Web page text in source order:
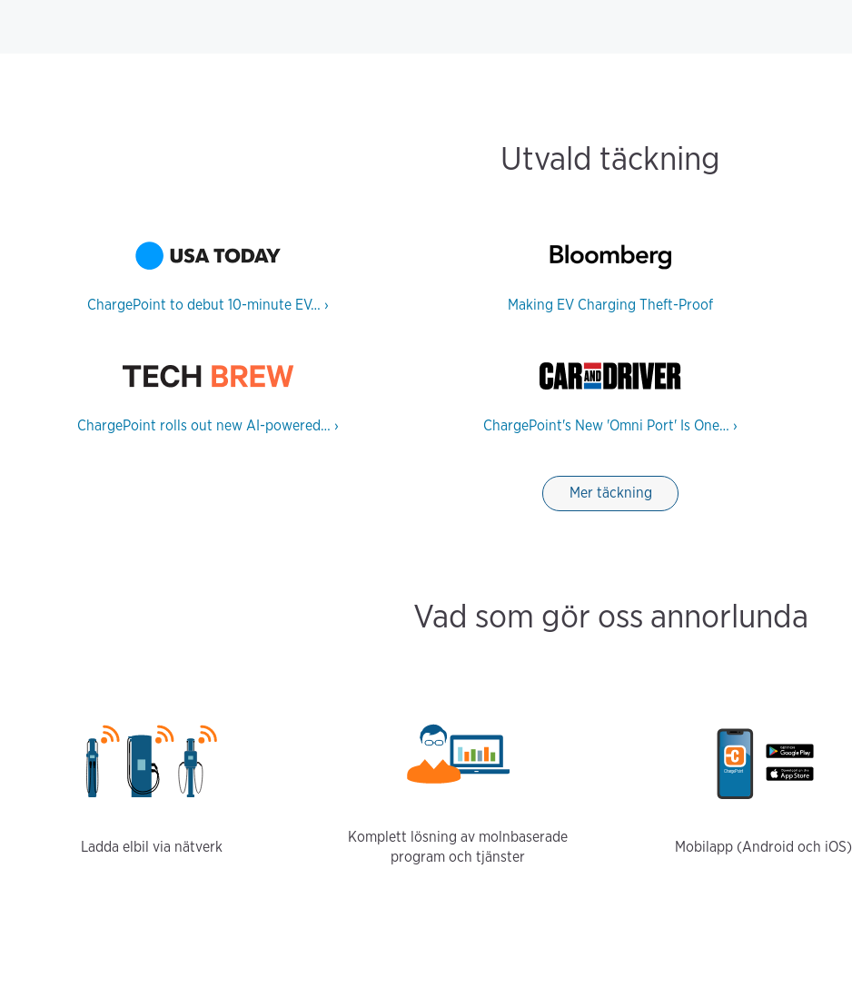
Utvald täckning
ChargePoint to debut 10-minute EV… › Making EV Charging Theft-Proof
ChargePoint rolls out new AI-powered… › ChargePoint's New 'Omni Port' Is One… ›
Mer täckning
Vad som gör oss annorlunda
Ladda elbil via nätverk
Komplett lösning av molnbaserade
program och tjänster
Mobilapp (Android och iOS)